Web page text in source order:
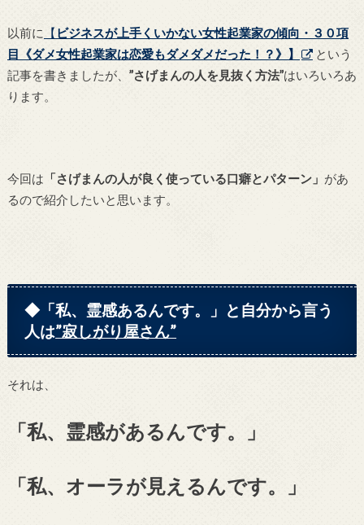
以前に 【 ビジネスが上手くいかない女性起業家の傾向・３０項
目《ダメ女性起業家は恋愛もダメダメだった！？》】
という
記事を書きましたが、 ”さげまんの人を見抜く方法”はいろいろあ
ります。
今回は 「さげまんの人が良く使っている口癖とパターン」 があ
るので紹介したいと思います。
◆「私、霊感あるんです。」と自分から言う
人は”寂しがり屋さん”
それは、
「私、霊感があるんです。」
「私、オーラが見えるんです。」